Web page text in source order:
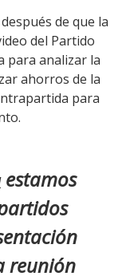
de que la
del Partido
para analizar la
ahorros de la
para
estamos
reunión